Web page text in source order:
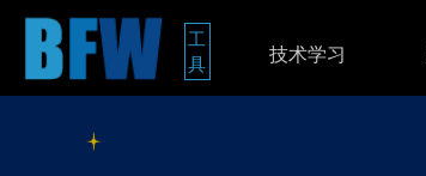
工
具
技术学习